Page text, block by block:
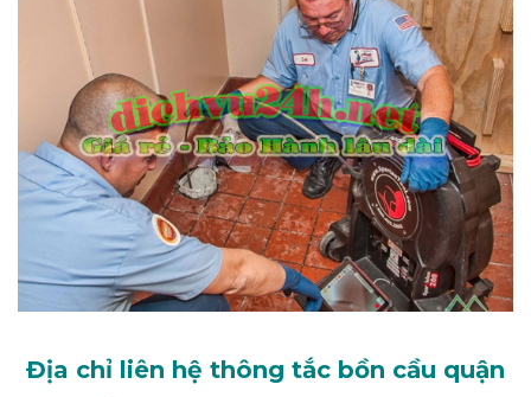
Địa chỉ liên hệ thông tắc bồn cầu quận